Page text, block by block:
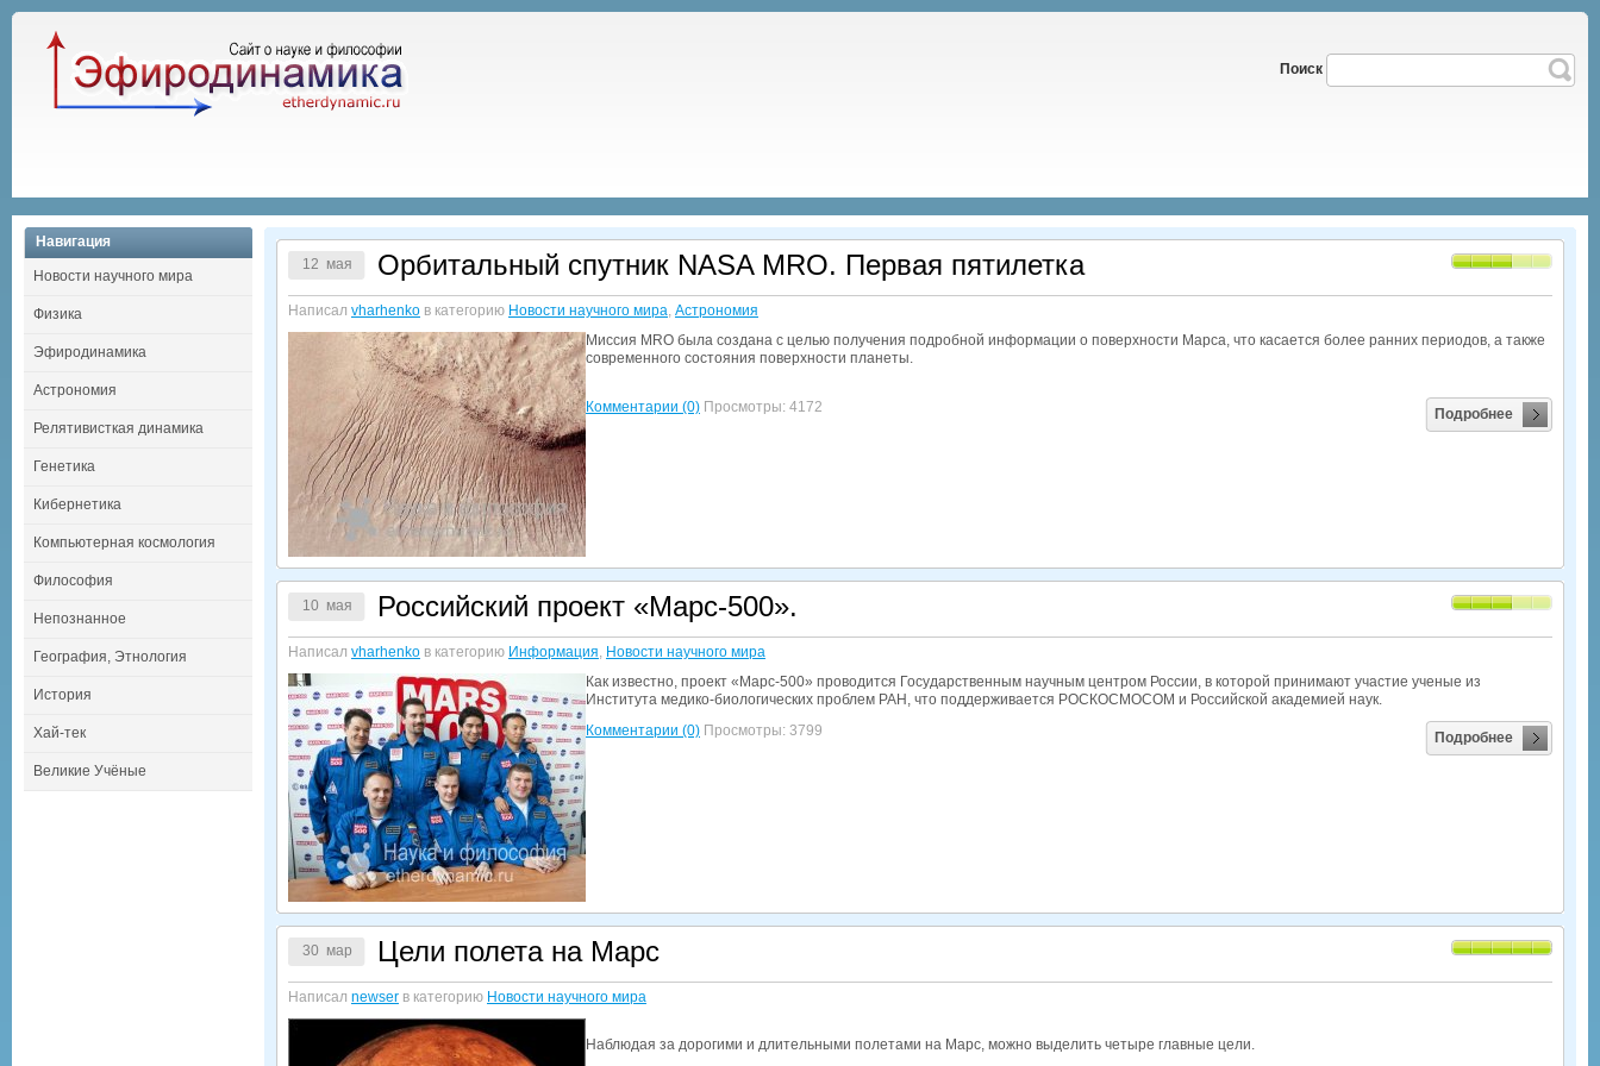
Поиск
Навигация
Новости научного мира
Физика
Эфиродинамика
Астрономия
Релятивисткая динамика
Генетика
Кибернетика
Компьютерная космология
Философия
Непознанное
География, Этнология
История
Хай-тек
Великие Учёные
12 мая Орбитальный спутник NASA MRO. Первая пятилетка
Написал vharhenko в категорию Новости научного мира, Астрономия
Миссия MRO была создана с целью получения подробной информации о поверхности Марса, что касается более ранних периодов, а также
современного состояния поверхности планеты.
Комментарии (0) Просмотры: 4172 Подробнее
10 мая Российский проект «Марс-500».
Написал vharhenko в категорию Информация, Новости научного мира
Как известно, проект «Марс-500» проводится Государственным научным центром России, в которой принимают участие ученые из
Института медико-биологических проблем РАН, что поддерживается РОСКОСМОСОМ и Российской академией наук.
Комментарии (0) Просмотры: 3799 Подробнее
30 мар Цели полета на Марс
Написал newser в категорию Новости научного мира
Наблюдая за дорогими и длительными полетами на Марс, можно выделить четыре главные цели.